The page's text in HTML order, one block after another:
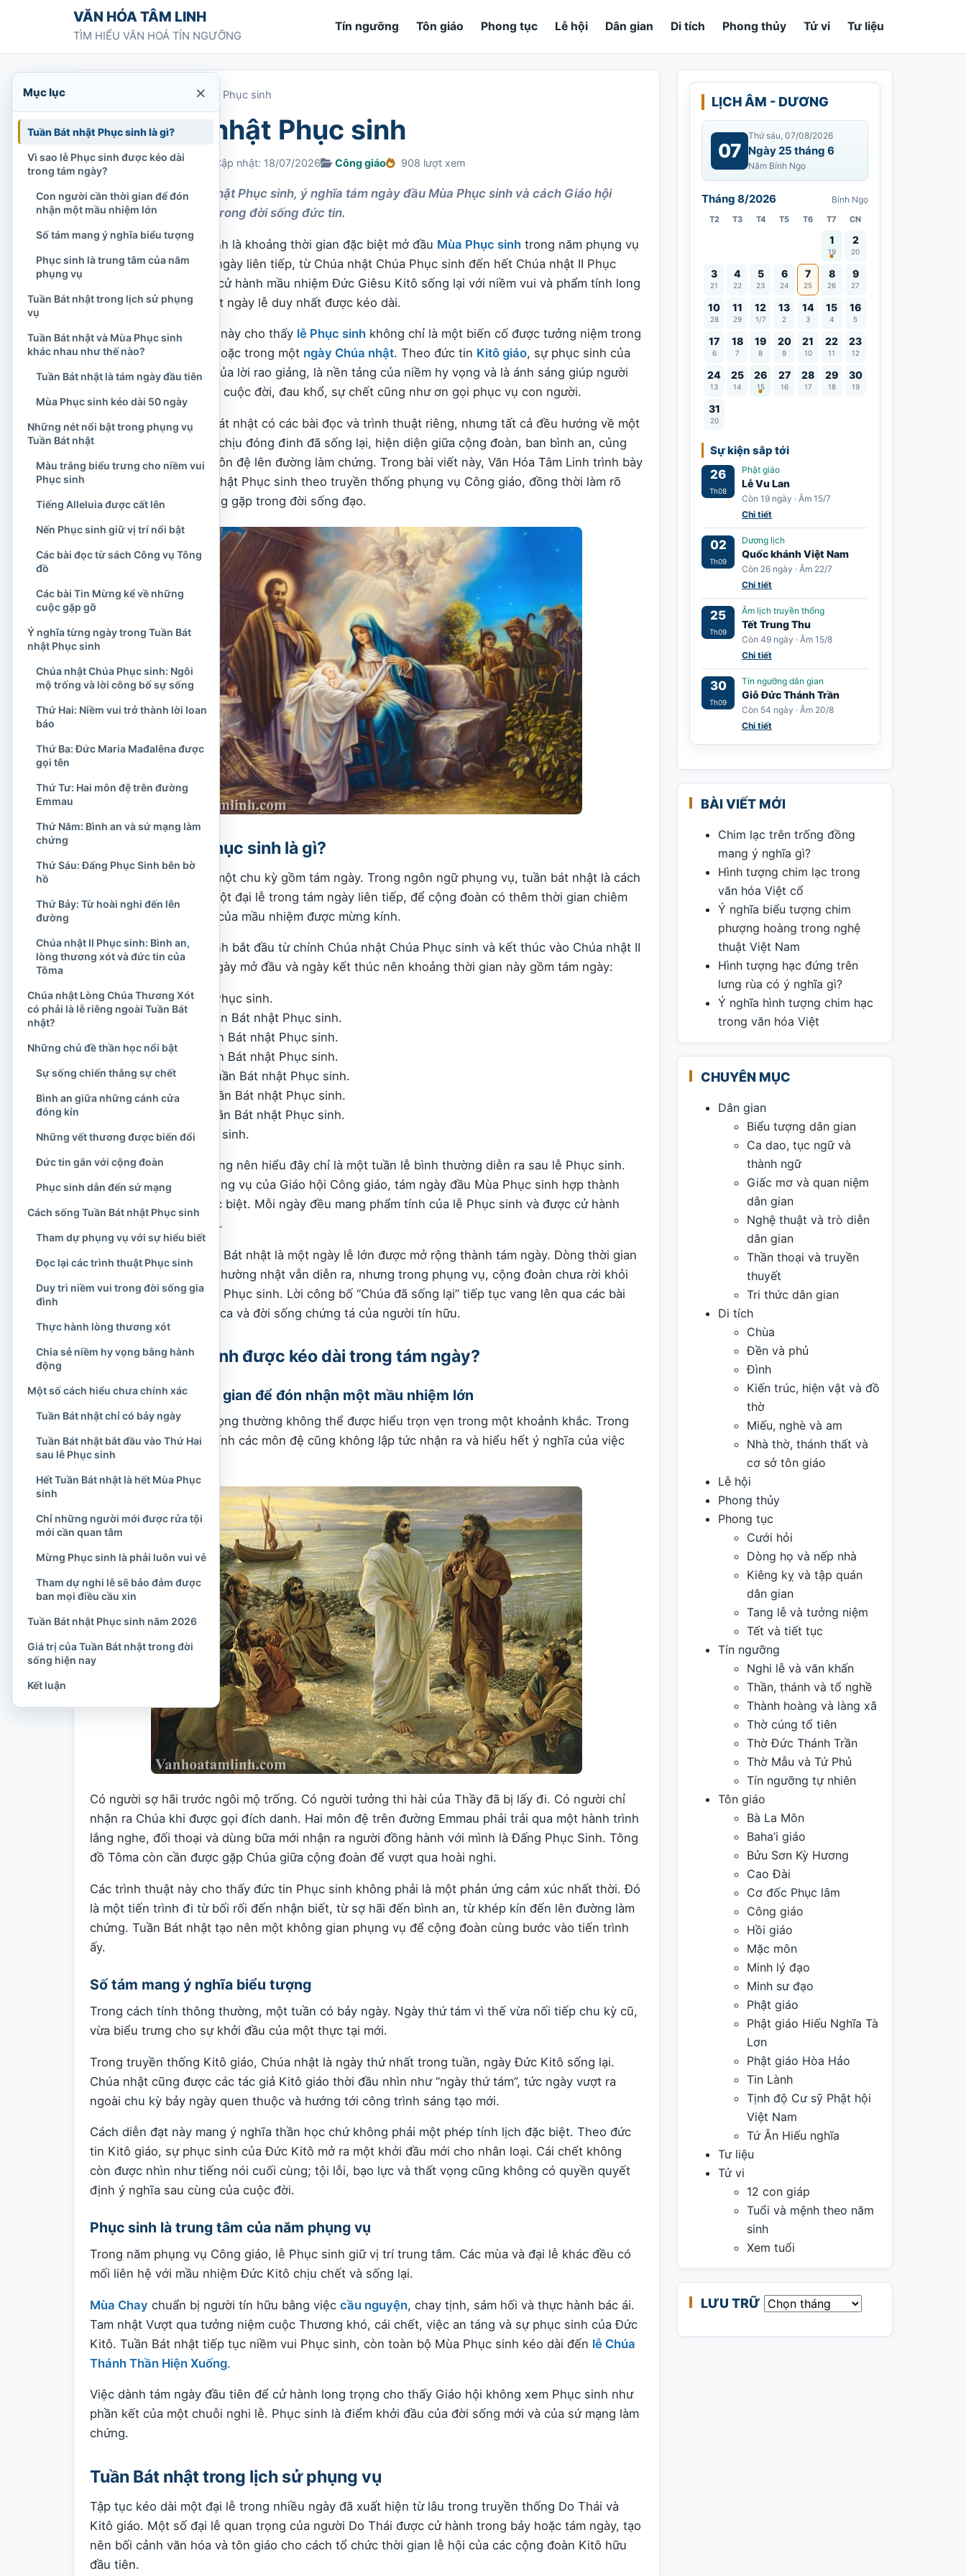
Chuyển tới nội dungVĂN HÓA TÂM LINH
TÌM HIỂU VĂN HOÁ TÍN NGƯỠNG
Tín ngưỡng Tôn giáo Phong tục Lễ hội Dân gian Di tích Phong thủy Tử vi Tư liệu
Tuần Bát nhật Phục sinh
Tuần Bát nhật Phục sinh
Chi Tran 21/02/2022 Cập nhật: 18/07/2026 Công giáo 908 lượt xem
Tìm hiểu Tuần Bát nhật Phục sinh, ý nghĩa tám ngày đầu Mùa Phục sinh và cách Giáo hội
Công giáo cử hành trong đời sống đức tin.
Tuần Bát nhật Phục sinh là khoảng thời gian đặc biệt mở đầu Mùa Phục sinh trong năm phụng vụ
Công giáo . Trong tám ngày liên tiếp, từ Chúa nhật Chúa Phục sinh đến hết Chúa nhật II Phục
sinh, Giáo hội tiếp tục cử hành mầu nhiệm Đức Giêsu Kitô sống lại với niềm vui và phẩm tính long
trọng như thể đó là một ngày lễ duy nhất được kéo dài.
Cách tổ chức thời gian này cho thấy lễ Phục sinh không chỉ là một biến cố được tưởng niệm trong
vài giờ của đêm vọng hoặc trong một ngày Chúa nhật. Theo đức tin Kitô giáo, sự phục sinh của
Đức Kitô là trung tâm của lời rao giảng, là nền tảng của niềm hy vọng và là ánh sáng giúp người
tín hữu nhìn lại toàn bộ cuộc đời, đau khổ, sự chết cũng như ơn gọi phục vụ con người.
Mỗi ngày trong Tuần Bát nhật có các bài đọc và trình thuật riêng, nhưng tất cả đều hướng về một
nội dung chung: Đấng chịu đóng đinh đã sống lại, hiện diện giữa cộng đoàn, ban bình an, củng
cố đức tin và sai các môn đệ lên đường làm chứng. Trong bài viết này, Văn Hóa Tâm Linh trình bày
ý nghĩa của Tuần Bát nhật Phục sinh theo truyền thống phụng vụ Công giáo, đồng thời làm rõ
những cách hiểu thường gặp trong đời sống đạo.
Tuần Bát nhật Phục sinh là gì?
“Bát nhật” có nghĩa là một chu kỳ gồm tám ngày. Trong ngôn ngữ phụng vụ, tuần bát nhật là cách
kéo dài việc cử hành một đại lễ trong tám ngày liên tiếp, để cộng đoàn có thêm thời gian chiêm
ngắm và sống ý nghĩa của mầu nhiệm được mừng kính.
Tuần Bát nhật Phục sinh bắt đầu từ chính Chúa nhật Chúa Phục sinh và kết thúc vào Chúa nhật II
Phục sinh. Vì tính cả ngày mở đầu và ngày kết thúc nên khoảng thời gian này gồm tám ngày:
Chúa nhật Chúa Phục sinh.
Thứ Hai trong Tuần Bát nhật Phục sinh.
Thứ Ba trong Tuần Bát nhật Phục sinh.
Thứ Tư trong Tuần Bát nhật Phục sinh.
Thứ Năm trong Tuần Bát nhật Phục sinh.
Thứ Sáu trong Tuần Bát nhật Phục sinh.
Thứ Bảy trong Tuần Bát nhật Phục sinh.
Chúa nhật II Phục sinh.
Điều quan trọng là không nên hiểu đây chỉ là một tuần lễ bình thường diễn ra sau lễ Phục sinh.
Theo quy luật năm phụng vụ của Giáo hội Công giáo, tám ngày đầu Mùa Phục sinh hợp thành
một đơn vị cử hành đặc biệt. Mỗi ngày đều mang phẩm tính của lễ Phục sinh và được cử hành
như lễ trọng kính Chúa.
Có thể hình dung Tuần Bát nhật là một ngày lễ lớn được mở rộng thành tám ngày. Dòng thời gian
vẫn tiếp tục, đời sống thường nhật vẫn diễn ra, nhưng trong phụng vụ, cộng đoàn chưa rời khỏi
niềm vui của buổi sáng Phục sinh. Lời công bố “Chúa đã sống lại” tiếp tục vang lên qua các bài
đọc, lời nguyện, thánh ca và đời sống chứng tá của người tín hữu.
Vì sao lễ Phục sinh được kéo dài trong tám ngày?
Con người cần thời gian để đón nhận một mầu nhiệm lớn
Những biến cố quan trọng thường không thể được hiểu trọn vẹn trong một khoảnh khắc. Trong
các sách Tin Mừng, chính các môn đệ cũng không lập tức nhận ra và hiểu hết ý nghĩa của việc
Đức Giêsu sống lại.
Có người sợ hãi trước ngôi mộ trống. Có người tưởng thi hài của Thầy đã bị lấy đi. Có người chỉ
nhận ra Chúa khi được gọi đích danh. Hai môn đệ trên đường Emmau phải trải qua một hành trình
lắng nghe, đối thoại và dùng bữa mới nhận ra người đồng hành với mình là Đấng Phục Sinh. Tông
đồ Tôma còn cần được gặp Chúa giữa cộng đoàn để vượt qua hoài nghi.
Các trình thuật này cho thấy đức tin Phục sinh không phải là một phản ứng cảm xúc nhất thời. Đó
là một tiến trình đi từ bối rối đến nhận biết, từ sợ hãi đến bình an, từ khép kín đến lên đường làm
chứng. Tuần Bát nhật tạo nên một không gian phụng vụ để cộng đoàn cùng bước vào tiến trình
ấy.
Số tám mang ý nghĩa biểu tượng
Trong cách tính thông thường, một tuần có bảy ngày. Ngày thứ tám vì thế vừa nối tiếp chu kỳ cũ,
vừa biểu trưng cho sự khởi đầu của một thực tại mới.
Trong truyền thống Kitô giáo, Chúa nhật là ngày thứ nhất trong tuần, ngày Đức Kitô sống lại.
Chúa nhật cũng được các tác giả Kitô giáo thời đầu nhìn như “ngày thứ tám”, tức ngày vượt ra
ngoài chu kỳ bảy ngày quen thuộc và hướng tới công trình sáng tạo mới.
Cách diễn đạt này mang ý nghĩa thần học chứ không phải một phép tính lịch đặc biệt. Theo đức
tin Kitô giáo, sự phục sinh của Đức Kitô mở ra một khởi đầu mới cho nhân loại. Cái chết không
còn được nhìn như tiếng nói cuối cùng; tội lỗi, bạo lực và thất vọng cũng không có quyền quyết
định ý nghĩa sau cùng của cuộc đời.
Phục sinh là trung tâm của năm phụng vụ
Trong năm phụng vụ Công giáo, lễ Phục sinh giữ vị trí trung tâm. Các mùa và đại lễ khác đều có
mối liên hệ với mầu nhiệm Đức Kitô chịu chết và sống lại.
Mùa Chay chuẩn bị người tín hữu bằng việc cầu nguyện, chay tịnh, sám hối và thực hành bác ái.
Tam nhật Vượt qua tưởng niệm cuộc Thương khó, cái chết, việc an táng và sự phục sinh của Đức
Kitô. Tuần Bát nhật tiếp tục niềm vui Phục sinh, còn toàn bộ Mùa Phục sinh kéo dài đến lễ Chúa
Thánh Thần Hiện Xuống.
Việc dành tám ngày đầu tiên để cử hành long trọng cho thấy Giáo hội không xem Phục sinh như
phần kết của một chuỗi nghi lễ. Phục sinh là điểm khởi đầu của đời sống mới và của sứ mạng làm
chứng.
Tuần Bát nhật trong lịch sử phụng vụ
Tập tục kéo dài một đại lễ trong nhiều ngày đã xuất hiện từ lâu trong truyền thống Do Thái và
Kitô giáo. Một số đại lễ quan trọng của người Do Thái được cử hành trong bảy hoặc tám ngày, tạo
nên bối cảnh văn hóa và tôn giáo cho cách tổ chức thời gian lễ hội của các cộng đoàn Kitô hữu
đầu tiên.
LỊCH ÂM - DƯƠNG
07
Thứ sáu, 07/08/2026
Ngày 25 tháng 6
Năm Bính Ngọ
Tháng 8/2026 Bính Ngọ
T2 T3 T4 T5 T6 T7 CN
1
19
Vía Quán Thế Âm thành đạo
2
20
3
21
4
22
5
23
6
24
7
25
8
26
9
27
10
28
11
29
12
1/7
13
2
14
3
15
4
16
5
17
6
18
7
19
8
20
9
21
10
22
11
23
12
24
13
25
14
26
15
Lễ Vu Lan
27
16
28
17
29
18
30
19
31
20
Sự kiện sắp tới
26
Th08
Phật giáo
Lễ Vu Lan
Còn 19 ngày · Âm 15/7
Chi tiết
02
Th09
Dương lịch
Quốc khánh Việt Nam
Còn 26 ngày · Âm 22/7
Chi tiết
25
Th09
Âm lịch truyền thống
Tết Trung Thu
Còn 49 ngày · Âm 15/8
Chi tiết
30
Th09
Tín ngưỡng dân gian
Giỗ Đức Thánh Trần
Còn 54 ngày · Âm 20/8
Chi tiết
BÀI VIẾT MỚI
Chim lạc trên trống đồng
mang ý nghĩa gì?
Hình tượng chim lạc trong
văn hóa Việt cổ
Ý nghĩa biểu tượng chim
phượng hoàng trong nghệ
thuật Việt Nam
Hình tượng hạc đứng trên
lưng rùa có ý nghĩa gì?
Ý nghĩa hình tượng chim hạc
trong văn hóa Việt
CHUYÊN MỤC
Dân gian
Biểu tượng dân gian
Ca dao, tục ngữ và
thành ngữ
Giấc mơ và quan niệm
dân gian
Nghệ thuật và trò diễn
dân gian
Thần thoại và truyền
thuyết
Tri thức dân gian
Di tích
Chùa
Đền và phủ
Đình
Kiến trúc, hiện vật và đồ
thờ
Miếu, nghè và am
Nhà thờ, thánh thất và
cơ sở tôn giáo
Lễ hội
Phong thủy
Phong tục
Cưới hỏi
Dòng họ và nếp nhà
Kiêng kỵ và tập quán
dân gian
Tang lễ và tưởng niệm
Tết và tiết tục
Tín ngưỡng
Nghi lễ và văn khấn
Thần, thánh và tổ nghề
Thành hoàng và làng xã
Thờ cúng tổ tiên
Thờ Đức Thánh Trần
Thờ Mẫu và Tứ Phủ
Tín ngưỡng tự nhiên
Tôn giáo
Bà La Môn
Baha’i giáo
Bửu Sơn Kỳ Hương
Cao Đài
Cơ đốc Phục lâm
Công giáo
Hồi giáo
Mặc môn
Minh lý đạo
Minh sư đạo
Phật giáo
Phật giáo Hiếu Nghĩa Tà
Lơn
Phật giáo Hòa Hảo
Tin Lành
Tịnh độ Cư sỹ Phật hội
Việt Nam
Tứ Ân Hiếu nghĩa
Tư liệu
Tử vi
12 con giáp
Tuổi và mệnh theo năm
sinh
Xem tuổi
LƯU TRỮ Lưu trữ
Mục lục ×
Tuần Bát nhật Phục sinh là gì?
Vì sao lễ Phục sinh được kéo dài
trong tám ngày?
Con người cần thời gian để đón
nhận một mầu nhiệm lớn
Số tám mang ý nghĩa biểu tượng
Phục sinh là trung tâm của năm
phụng vụ
Tuần Bát nhật trong lịch sử phụng
vụ
Tuần Bát nhật và Mùa Phục sinh
khác nhau như thế nào?
Tuần Bát nhật là tám ngày đầu tiên
Mùa Phục sinh kéo dài 50 ngày
Những nét nổi bật trong phụng vụ
Tuần Bát nhật
Màu trắng biểu trưng cho niềm vui
Phục sinh
Tiếng Alleluia được cất lên
Nến Phục sinh giữ vị trí nổi bật
Các bài đọc từ sách Công vụ Tông
đồ
Các bài Tin Mừng kể về những
cuộc gặp gỡ
Ý nghĩa từng ngày trong Tuần Bát
nhật Phục sinh
Chúa nhật Chúa Phục sinh: Ngôi
mộ trống và lời công bố sự sống
Thứ Hai: Niềm vui trở thành lời loan
báo
Thứ Ba: Đức Maria Mađalêna được
gọi tên
Thứ Tư: Hai môn đệ trên đường
Emmau
Thứ Năm: Bình an và sứ mạng làm
chứng
Thứ Sáu: Đấng Phục Sinh bên bờ
hồ
Thứ Bảy: Từ hoài nghi đến lên
đường
Chúa nhật II Phục sinh: Bình an,
lòng thương xót và đức tin của
Tôma
Chúa nhật Lòng Chúa Thương Xót
có phải là lễ riêng ngoài Tuần Bát
nhật?
Những chủ đề thần học nổi bật
Sự sống chiến thắng sự chết
Bình an giữa những cánh cửa
đóng kín
Những vết thương được biến đổi
Đức tin gắn với cộng đoàn
Phục sinh dẫn đến sứ mạng
Cách sống Tuần Bát nhật Phục sinh
Tham dự phụng vụ với sự hiểu biết
Đọc lại các trình thuật Phục sinh
Duy trì niềm vui trong đời sống gia
đình
Thực hành lòng thương xót
Chia sẻ niềm hy vọng bằng hành
động
Một số cách hiểu chưa chính xác
Tuần Bát nhật chỉ có bảy ngày
Tuần Bát nhật bắt đầu vào Thứ Hai
sau lễ Phục sinh
Hết Tuần Bát nhật là hết Mùa Phục
sinh
Chỉ những người mới được rửa tội
mới cần quan tâm
Mừng Phục sinh là phải luôn vui vẻ
Tham dự nghi lễ sẽ bảo đảm được
ban mọi điều cầu xin
Tuần Bát nhật Phục sinh năm 2026
Giá trị của Tuần Bát nhật trong đời
sống hiện nay
Kết luận